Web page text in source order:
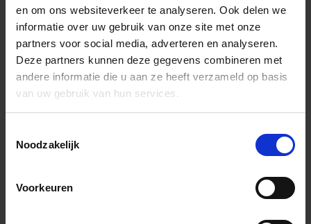
en om ons websiteverkeer te analyseren. Ook delen we
informatie over uw gebruik van onze site met onze
partners voor social media, adverteren en analyseren.
Deze partners kunnen deze gegevens combineren met
andere informatie die u aan ze heeft verzameld op basis
van uw gebruik van hun services.
Noodzakelijk
Voorkeuren